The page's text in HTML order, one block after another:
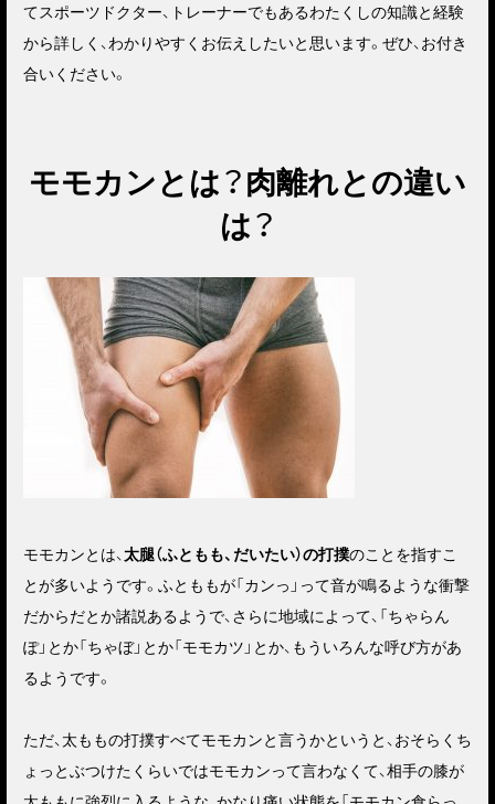
てスポーツドクター、トレーナーでもあるわたくしの知識と経験
から詳しく、わかりやすくお伝えしたいと思います。ぜひ、お付き
合いください。
モモカンとは？肉離れとの違い
は？
モモカンとは、太腿（ふともも、だいたい）の打撲のことを指すこ
とが多いようです。ふとももが「カンっ」って音が鳴るような衝撃
だからだとか諸説あるようで、さらに地域によって、「ちゃらん
ぽ」とか「ちゃぼ」とか「モモカツ」とか、もういろんな呼び方があ
るようです。
ただ、太ももの打撲すべてモモカンと言うかというと、おそらくち
ょっとぶつけたくらいではモモカンって言わなくて、相手の膝が